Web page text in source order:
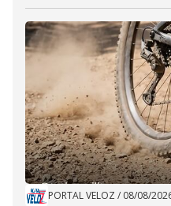
PORTAL VELOZ / 08/08/